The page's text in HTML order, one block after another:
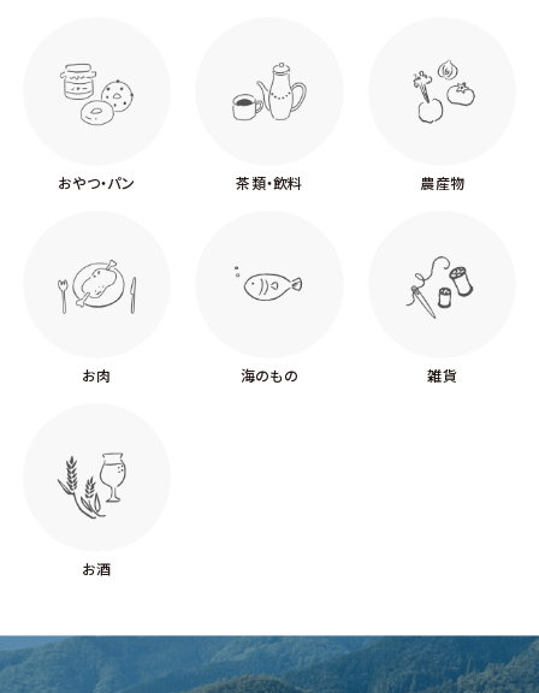
おやつ・パン 茶類・飲料 農産物
お肉 海のもの 雑貨
お酒